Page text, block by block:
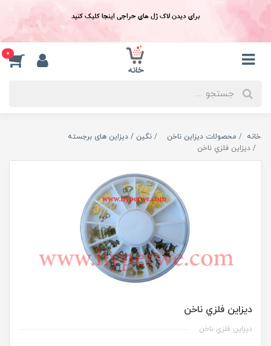
برای دیدن لاک ژل های حراجی اینجا کلیک کنید
0
خانه محصولات دیزاین ناخن
نگین / دیزاین های برجسته
ديزاين فلزي ناخن
ديزاين فلزي ناخن
ديزاين فلزي ناخن